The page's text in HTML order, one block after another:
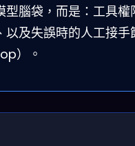
型腦袋，而是：工具權
以及失誤時的人工接手
）。